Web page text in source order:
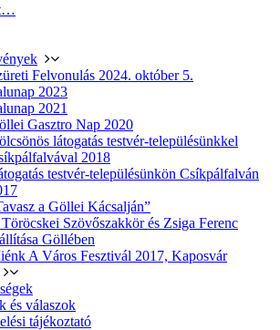
Felvonulás 2024. október 5.
2023
2021
Gasztro Nap 2020
látogatás testvér-településünkkel
2018
testvér-településünkön Csíkpálfalván
a Göllei Kácsalján”
Szövőszakkör és Zsiga Ferenc
Göllében
A Város Fesztivál 2017, Kaposvár
és válaszok
tájékoztató